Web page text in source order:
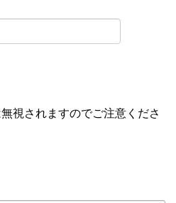
視されますのでご注意くださ